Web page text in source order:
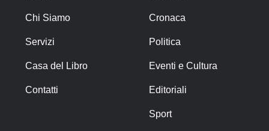
Chi Siamo
Servizi
Casa del Libro
Contatti
Cronaca
Politica
Eventi e Cultura
Editoriali
Sport